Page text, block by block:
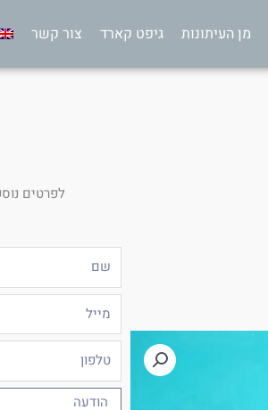
מן העיתונות גיפט קארד צור קשר
לפרטים
טלפון
הודעה